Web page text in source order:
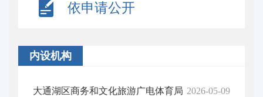
依申请公开
内设机构
大通湖区商务和文化旅游广电体育局 2026-05-09